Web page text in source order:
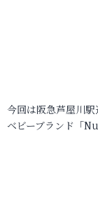
今回は阪急芦屋川
ベビーブランド「